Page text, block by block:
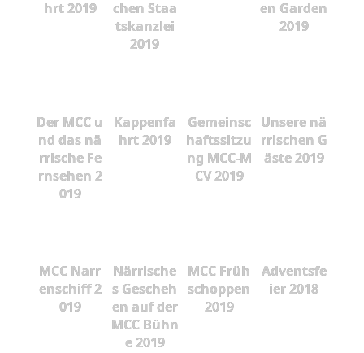
hrt 2019
chen Staa
tskanzlei
2019
en Garden
2019
Der MCC u
nd das nä
rrische Fe
rnsehen 2
019
Kappenfa
hrt 2019
Gemeinsc
haftssitzu
ng MCC-M
CV 2019
Unsere nä
rrischen G
äste 2019
MCC Narr
enschiff 2
019
Närrische
s Gescheh
en auf der
MCC Bühn
e 2019
MCC Früh
schoppen
2019
Adventsfe
ier 2018